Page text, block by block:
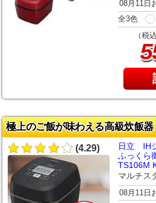
08月11日
全3色
（税
極上のご飯が味わえる高級炊飯器
(4.29)
日立 IH
ふっく
TS106M
マルチス
08月11日